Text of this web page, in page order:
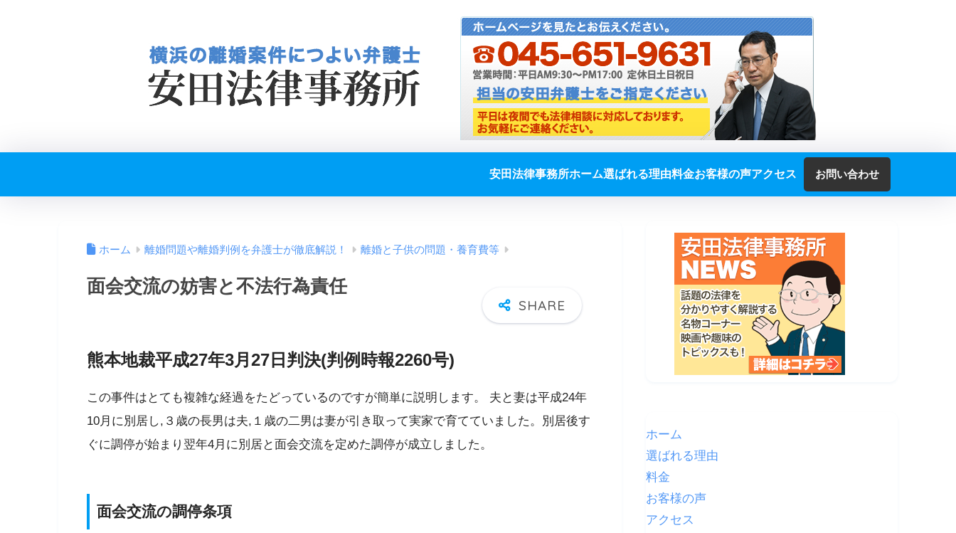
安田法律事務所ホーム選ばれる理由料金お客様の声アクセス お問い合わせ
ホーム 離婚問題や離婚判例を弁護士が徹底解説！ 離婚と子供の問題・養育費等
面会交流の妨害と不法行為責任
熊本地裁平成27年3月27日判決(判例時報2260号)
この事件はとても複雑な経過をたどっているのですが簡単に説明します。 夫と妻は平成24年
10月に別居し,３歳の長男は夫,１歳の二男は妻が引き取って実家で育てていました。別居後す
ぐに調停が始まり翌年4月に別居と面会交流を定めた調停が成立しました。
面会交流の調停条項
ホーム
選ばれる理由
料金
お客様の声
アクセス